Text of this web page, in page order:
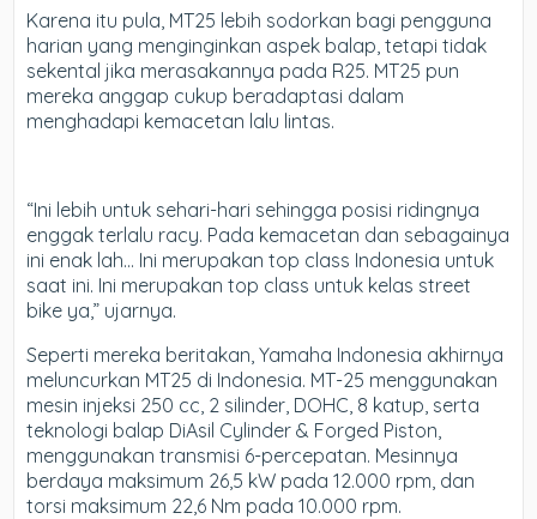
Karena itu pula, MT25 lebih sodorkan bagi pengguna
harian yang menginginkan aspek balap, tetapi tidak
sekental jika merasakannya pada R25. MT25 pun
mereka anggap cukup beradaptasi dalam
menghadapi kemacetan lalu lintas.
“Ini lebih untuk sehari-hari sehingga posisi ridingnya
enggak terlalu racy. Pada kemacetan dan sebagainya
ini enak lah… Ini merupakan top class Indonesia untuk
saat ini. Ini merupakan top class untuk kelas street
bike ya,” ujarnya.
Seperti mereka beritakan, Yamaha Indonesia akhirnya
meluncurkan MT25 di Indonesia. MT-25 menggunakan
mesin injeksi 250 cc, 2 silinder, DOHC, 8 katup, serta
teknologi balap DiAsil Cylinder & Forged Piston,
menggunakan transmisi 6-percepatan. Mesinnya
berdaya maksimum 26,5 kW pada 12.000 rpm, dan
torsi maksimum 22,6 Nm pada 10.000 rpm.